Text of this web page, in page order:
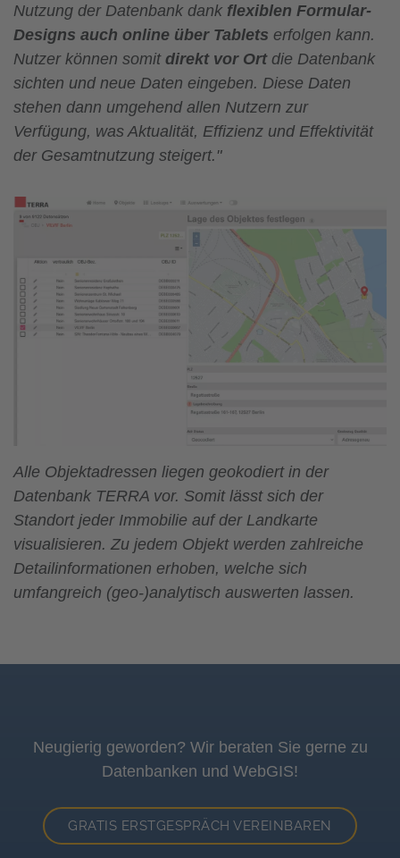
Nutzung der Datenbank dank flexiblen Formular-
Designs auch online über Tablets erfolgen kann.
Nutzer können somit direkt vor Ort die Datenbank
sichten und neue Daten eingeben. Diese Daten
stehen dann umgehend allen Nutzern zur
Verfügung, was Aktualität, Effizienz und Effektivität
der Gesamtnutzung steigert."
Alle Objektadressen liegen geokodiert in der
Datenbank TERRA vor. Somit lässt sich der
Standort jeder Immobilie auf der Landkarte
visualisieren. Zu jedem Objekt werden zahlreiche
Detailinformationen erhoben, welche sich
umfangreich (geo-)analytisch auswerten lassen.
Neugierig geworden? Wir beraten Sie gerne zu
Datenbanken und WebGIS!
GRATIS ERSTGESPRÄCH VEREINBAREN